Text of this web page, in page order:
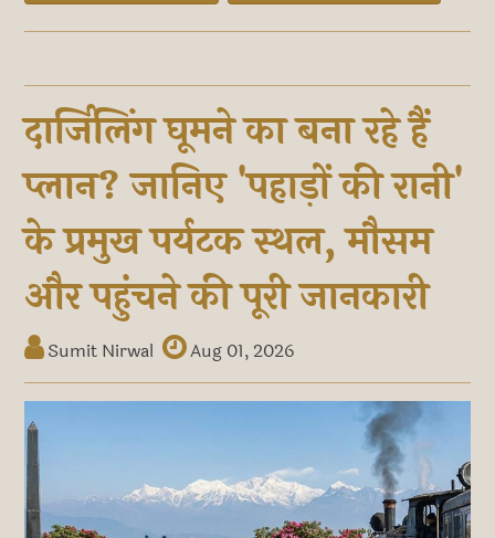
दार्जिलिंग घूमने का बना रहे हैं
प्लान? जानिए 'पहाड़ों की रानी'
के प्रमुख पर्यटक स्थल, मौसम
और पहुंचने की पूरी जानकारी
Sumit Nirwal Aug 01, 2026